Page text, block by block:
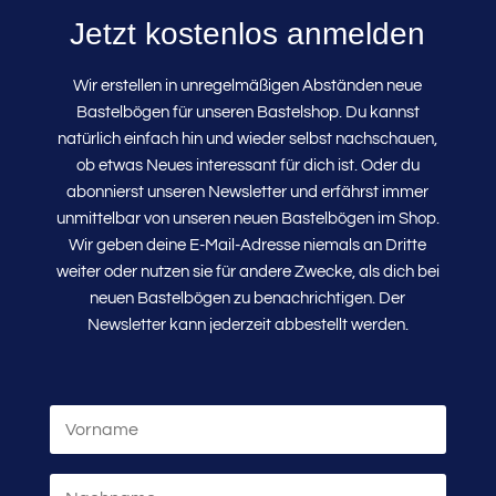
Jetzt kostenlos anmelden
Wir erstellen in unregelmäßigen Abständen neue
Bastelbögen für unseren Bastelshop. Du kannst
natürlich einfach hin und wieder selbst nachschauen,
ob etwas Neues interessant für dich ist. Oder du
abonnierst unseren Newsletter und erfährst immer
unmittelbar von unseren neuen Bastelbögen im Shop.
Wir geben deine E-Mail-Adresse niemals an Dritte
weiter oder nutzen sie für andere Zwecke, als dich bei
neuen Bastelbögen zu benachrichtigen. Der
Newsletter kann jederzeit abbestellt werden.